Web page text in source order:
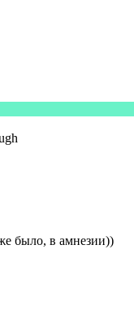
было, в амнезии))